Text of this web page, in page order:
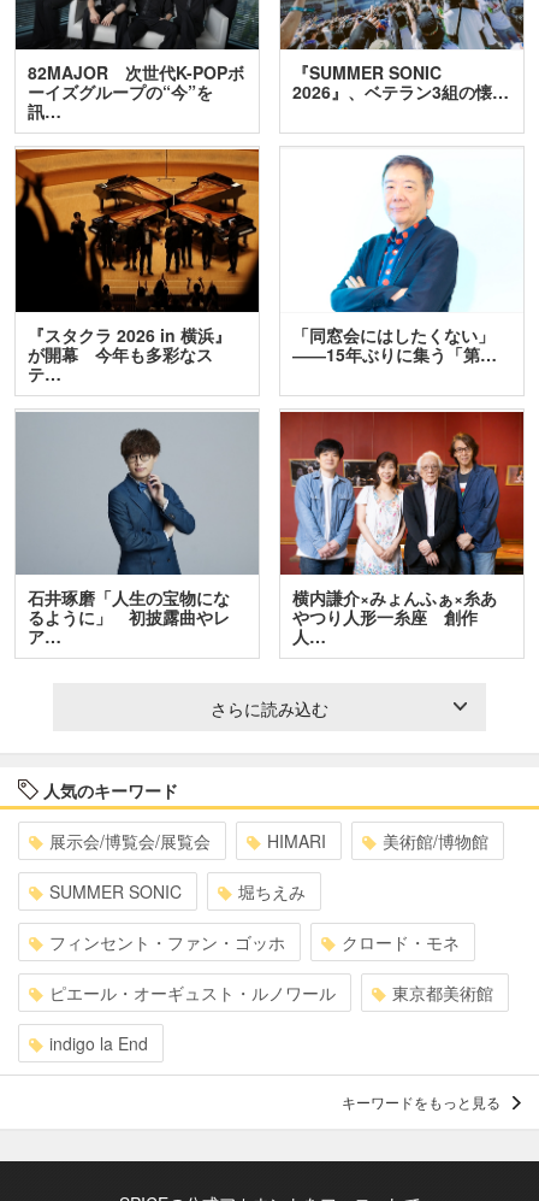
82MAJOR 次世代K-POPボ
ーイズグループの“今”を
訊…
『SUMMER SONIC
2026』、ベテラン3組の懐…
『スタクラ 2026 in 横浜』
が開幕 今年も多彩なス
テ…
「同窓会にはしたくない」
――15年ぶりに集う「第…
石井琢磨「人生の宝物にな
るように」 初披露曲やレ
ア…
横内謙介×みょんふぁ×糸あ
やつり人形一糸座 創作
人…
さらに読み込む
人気のキーワード
展示会/博覧会/展覧会 HIMARI 美術館/博物館
SUMMER SONIC 堀ちえみ
フィンセント・ファン・ゴッホ クロード・モネ
ピエール・オーギュスト・ルノワール 東京都美術館
indigo la End
キーワードをもっと見る